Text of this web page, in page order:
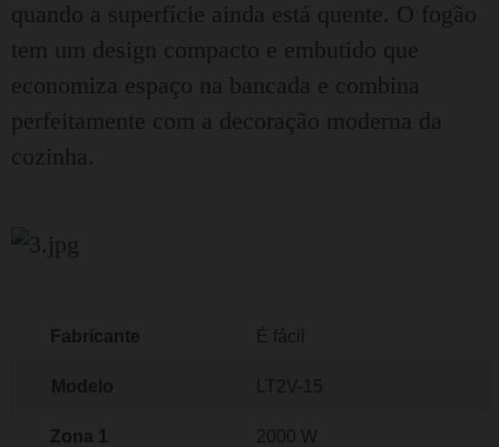
quando a superfície ainda está quente. O fogão
tem um design compacto e embutido que
economiza espaço na bancada e combina
perfeitamente com a decoração moderna da
cozinha.
Fabricante É fácil
Zona 1 2000 W